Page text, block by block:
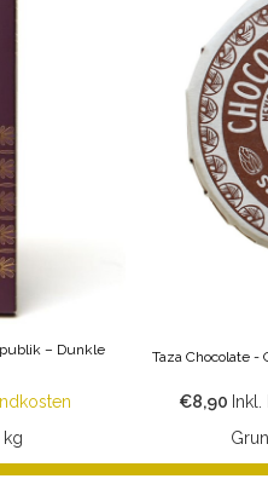
– Dunkle
Taza Chocolate -
€8,90 Inkl.